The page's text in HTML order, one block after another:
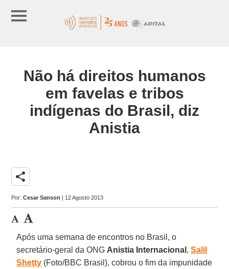
Não há direitos humanos
em favelas e tribos
indígenas do Brasil, diz
Anistia
share
Por:Cesar Sanson | 12 Agosto 2013
Após uma semana de encontros no Brasil, o
secretário-geral da ONG Anistia Internacional ,Salil
Shetty (Foto/BBC Brasil), cobrou o fim da impunidade